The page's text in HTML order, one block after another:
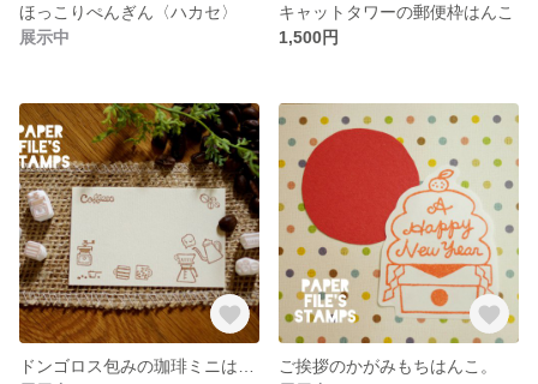
ほっこりぺんぎん〈ハカセ〉
展示中
キャットタワーの郵便枠はんこ
1,500円
ご挨拶のかがみもちはんこ。